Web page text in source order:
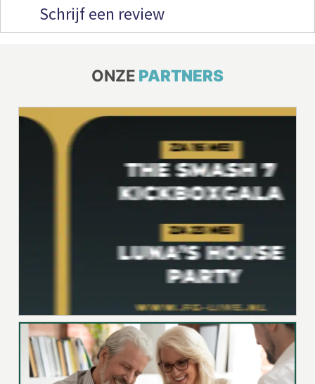
Schrijf een review
ONZE PARTNERS